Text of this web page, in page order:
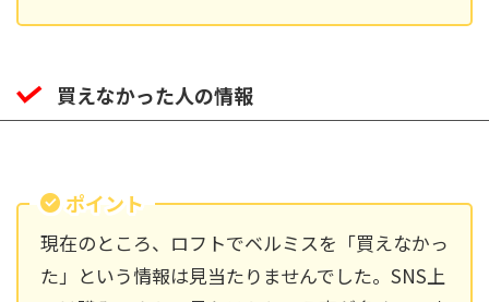
買えなかった人の情報
ポイント
現在のところ、ロフトでベルミスを「買えなかっ
た」という情報は見当たりませんでした。SNS上